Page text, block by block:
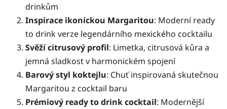
drinkům
Inspirace ikonickou Margaritou: Moderní ready
to drink verze legendárního mexického cocktailu
Svěží citrusový profil: Limetka, citrusová kůra a
jemná sladkost v harmonickém spojení
Barový styl koktejlu: Chuť inspirovaná skutečnou
Margaritou z cocktail baru
Prémiový ready to drink cocktail: Modernější